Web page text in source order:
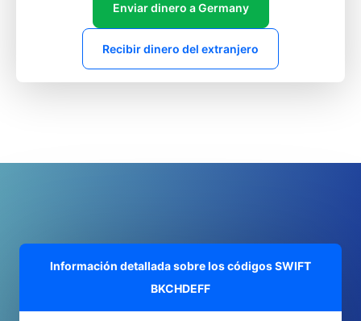
Enviar dinero a Germany
Recibir dinero del extranjero
Información detallada sobre los códigos SWIFT
BKCHDEFF